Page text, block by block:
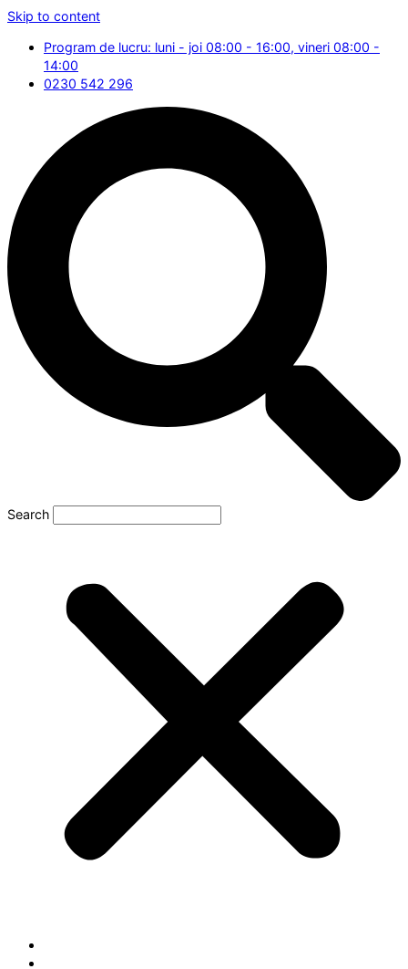
Skip to content
Program de lucru: luni - joi 08:00 - 16:00, vineri 08:00 -
14:00
0230 542 296
Search